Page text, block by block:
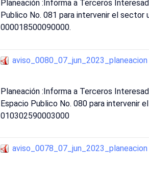
Planeación :Informa a Terceros
Publico No. 081 para intervenir el sector
000018500090000.
aviso_0080_07_jun_2023_planeacion
Planeación :Informa a Terceros
Espacio Publico No. 080 para intervenir
010302590003000
aviso_0078_07_jun_2023_planeacion